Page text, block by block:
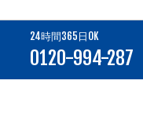
24時間365日OK
0120-994-287